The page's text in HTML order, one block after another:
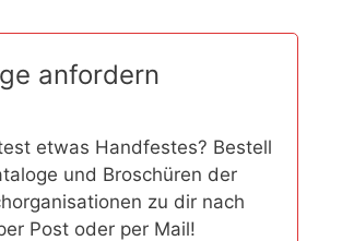
anfordern
etwas Handfestes? Bestell
und Broschüren der
zu dir nach
Post oder per Mail!